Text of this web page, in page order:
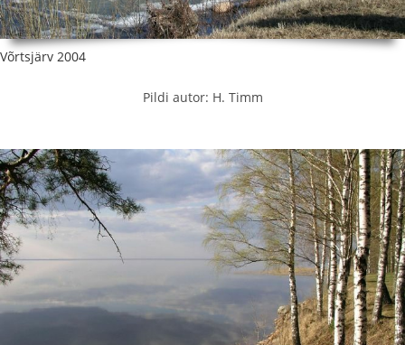
Võrtsjärv 2004
Pildi autor: H. Timm